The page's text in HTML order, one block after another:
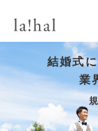
結婚式
業